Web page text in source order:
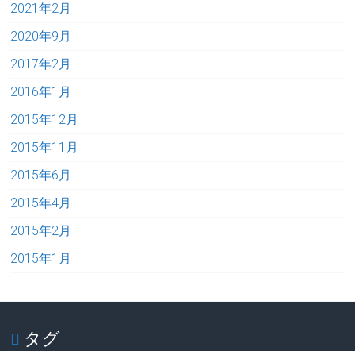
2021年2月
2020年9月
2017年2月
2016年1月
2015年12月
2015年11月
2015年6月
2015年4月
2015年2月
2015年1月
タグ